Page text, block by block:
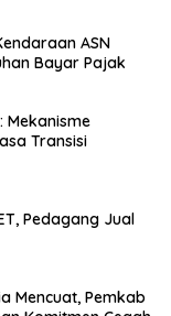
ASN
Bayar Pajak
Mekanisme
Transisi
Pedagang Jual
Mencuat, Pemkab